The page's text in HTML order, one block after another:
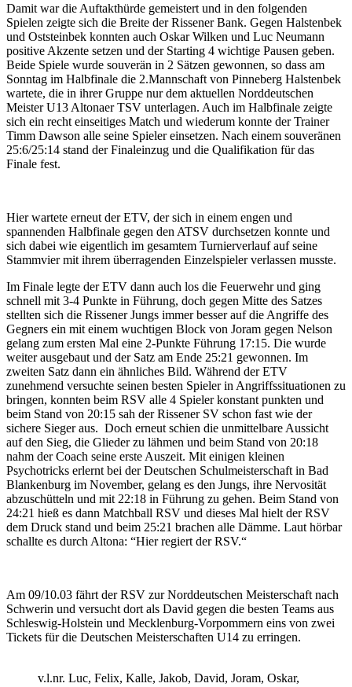
Damit war die Auftakthürde gemeistert und in den folgenden
Spielen zeigte sich die Breite der Rissener Bank. Gegen Halstenbek
und Oststeinbek konnten auch Oskar Wilken und Luc Neumann
positive Akzente setzen und der Starting 4 wichtige Pausen geben.
Beide Spiele wurde souverän in 2 Sätzen gewonnen, so dass am
Sonntag im Halbfinale die 2.Mannschaft von Pinneberg Halstenbek
wartete, die in ihrer Gruppe nur dem aktuellen Norddeutschen
Meister U13 Altonaer TSV unterlagen. Auch im Halbfinale zeigte
sich ein recht einseitiges Match und wiederum konnte der Trainer
Timm Dawson alle seine Spieler einsetzen. Nach einem souveränen
25:6/25:14 stand der Finaleinzug und die Qualifikation für das
Finale fest.
Hier wartete erneut der ETV, der sich in einem engen und
spannenden Halbfinale gegen den ATSV durchsetzen konnte und
sich dabei wie eigentlich im gesamtem Turnierverlauf auf seine
Stammvier mit ihrem überragenden Einzelspieler verlassen musste.
Im Finale legte der ETV dann auch los die Feuerwehr und ging
schnell mit 3-4 Punkte in Führung, doch gegen Mitte des Satzes
stellten sich die Rissener Jungs immer besser auf die Angriffe des
Gegners ein mit einem wuchtigen Block von Joram gegen Nelson
gelang zum ersten Mal eine 2-Punkte Führung 17:15. Die wurde
weiter ausgebaut und der Satz am Ende 25:21 gewonnen. Im
zweiten Satz dann ein ähnliches Bild. Während der ETV
zunehmend versuchte seinen besten Spieler in Angriffssituationen zu
bringen, konnten beim RSV alle 4 Spieler konstant punkten und
beim Stand von 20:15 sah der Rissener SV schon fast wie der
sichere Sieger aus. Doch erneut schien die unmittelbare Aussicht
auf den Sieg, die Glieder zu lähmen und beim Stand von 20:18
nahm der Coach seine erste Auszeit. Mit einigen kleinen
Psychotricks erlernt bei der Deutschen Schulmeisterschaft in Bad
Blankenburg im November, gelang es den Jungs, ihre Nervosität
abzuschütteln und mit 22:18 in Führung zu gehen. Beim Stand von
24:21 hieß es dann Matchball RSV und dieses Mal hielt der RSV
dem Druck stand und beim 25:21 brachen alle Dämme. Laut hörbar
schallte es durch Altona: “Hier regiert der RSV.“
Am 09/10.03 fährt der RSV zur Norddeutschen Meisterschaft nach
Schwerin und versucht dort als David gegen die besten Teams aus
Schleswig-Holstein und Mecklenburg-Vorpommern eins von zwei
Tickets für die Deutschen Meisterschaften U14 zu erringen.
v.l.nr. Luc, Felix, Kalle, Jakob, David, Joram, Oskar,